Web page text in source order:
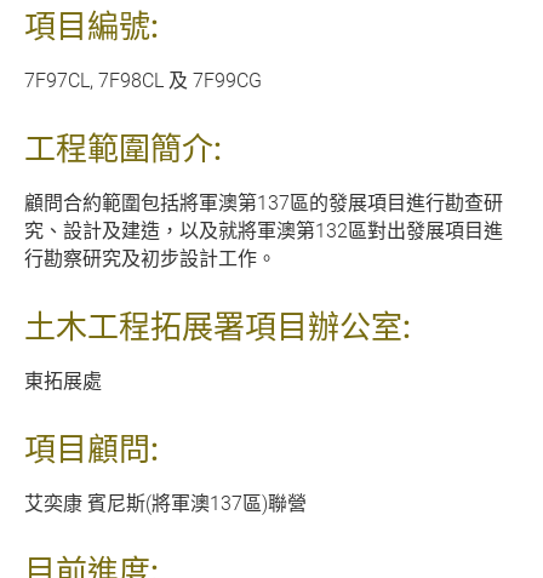
項目編號:
7F97CL, 7F98CL 及 7F99CG
工程範圍簡介:
顧問合約範圍包括將軍澳第137區的發展項目進行勘查研
究、設計及建造，以及就將軍澳第132區對出發展項目進
行勘察研究及初步設計工作。
土木工程拓展署項目辦公室:
東拓展處
項目顧問:
艾奕康 賓尼斯(將軍澳137區)聯營